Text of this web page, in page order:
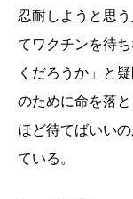
忍耐しようと思
てワクチンを待
くだろうか」と
のために命を落
ほど待てばいい
ている。